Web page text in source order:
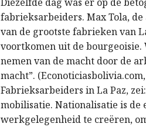
fabrieksarbeiders. Max Tola,
van de grootste fabrieken van
voortkomen uit de
nemen van de macht door de
macht”.
Fabrieksarbeiders in La Paz,
mobilisatie. Nationalisatie is
werkgelegenheid te creëren,